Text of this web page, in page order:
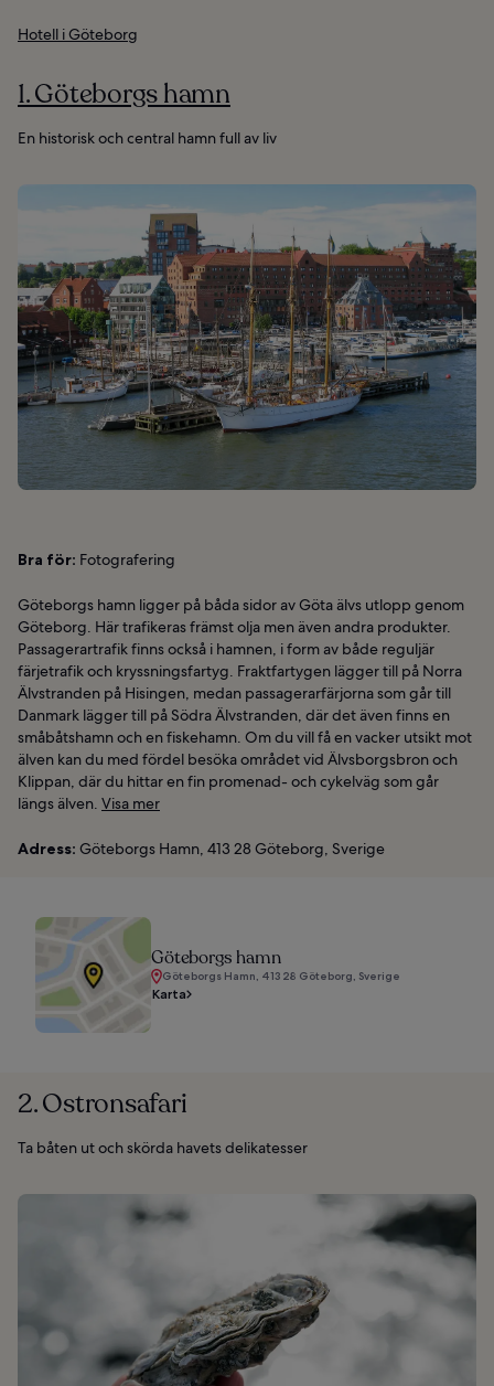
Hotell i Göteborg
1. Göteborgs hamn
En historisk och central hamn full av liv
Bra för: Fotografering
Göteborgs hamn ligger på båda sidor av Göta älvs utlopp genom
Göteborg. Här trafikeras främst olja men även andra produkter.
Passagerartrafik finns också i hamnen, i form av både reguljär
färjetrafik och kryssningsfartyg. Fraktfartygen lägger till på Norra
Älvstranden på Hisingen, medan passagerarfärjorna som går till
Danmark lägger till på Södra Älvstranden, där det även finns en
småbåtshamn och en fiskehamn. Om du vill få en vacker utsikt mot
älven kan du med fördel besöka området vid Älvsborgsbron och
Klippan, där du hittar en fin promenad- och cykelväg som går
längs älven. Visa mer
Adress: Göteborgs Hamn, 413 28 Göteborg, Sverige
Göteborgs hamn
Göteborgs Hamn, 413 28 Göteborg, Sverige
Karta
2. Ostronsafari
Ta båten ut och skörda havets delikatesser